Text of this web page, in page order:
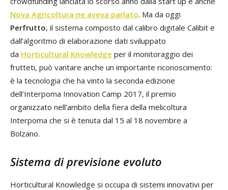
Nova Agricoltura ne aveva parlato. Ma da oggi
Perfrutto, il sistema composto dal calibro digitale Calibit e
dall’algoritmo di elaborazione dati sviluppato
da Horticultural Knowledge per il monitoraggio dei
frutteti, può vantare anche un importante riconoscimento:
è la tecnologia che ha vinto la seconda edizione
dell’Interpoma Innovation Camp 2017, il premio
organizzato nell’ambito della fiera della melicoltura
Interpoma che si è tenuta dal 15 al 18 novembre a
Bolzano.
Sistema di previsione evoluto
Horticultural Knowledge si occupa di sistemi innovativi per